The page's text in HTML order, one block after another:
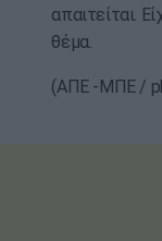
απαιτείται.
θέμα.
(ΑΠΕ -ΜΠΕ /